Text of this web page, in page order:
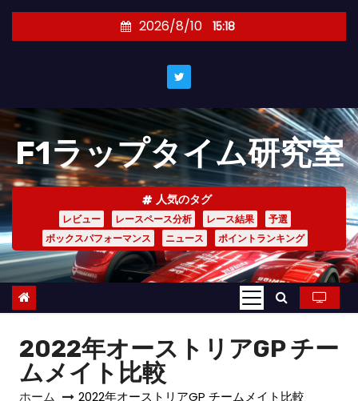
キ
ッ
プ
2026/8/10 15:18
F1ラップタイム研究室
人気のタグ
レビュー レースペース分析 レース結果
予選
ボックスパフォーマンス
ニュース ポイントランキング
2022年オーストリアGP チー
ムメイト比較
ホーム 2022年オーストリアGP チームメイト比較